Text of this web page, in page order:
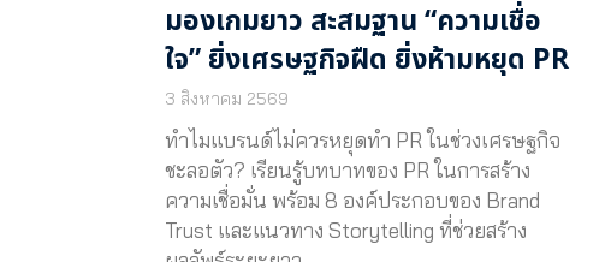
มองเกมยาว สะสมฐาน “ความเชื่อ
ใจ” ยิ่งเศรษฐกิจฝืด ยิ่งห้ามหยุด PR
3 สิงหาคม 2569
ทำไมแบรนด์ไม่ควรหยุดทำ PR ในช่วงเศรษฐกิจ
ชะลอตัว? เรียนรู้บทบาทของ PR ในการสร้าง
ความเชื่อมั่น พร้อม 8 องค์ประกอบของ Brand
Trust และแนวทาง Storytelling ที่ช่วยสร้าง